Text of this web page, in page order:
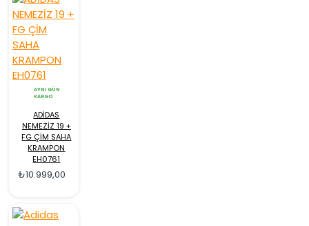
AYNI GÜN
KARGO
ADİDAS
NEMEZİZ 19 +
FG ÇİM SAHA
KRAMPON
EH0761
₺10.999,00